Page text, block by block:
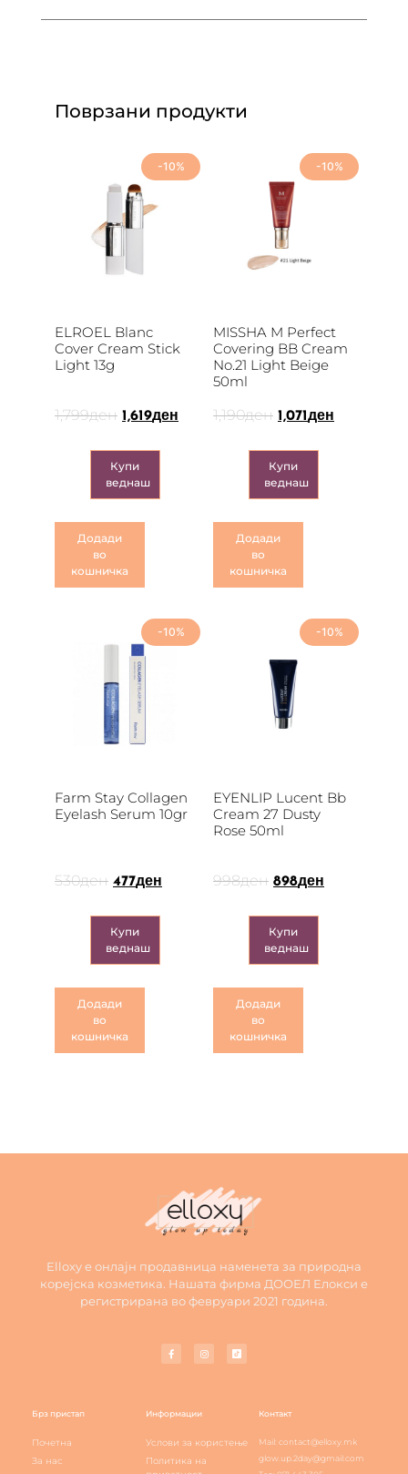
Поврзани продукти
-10%
ELROEL Blanc
Cover Cream Stick
Light 13g
1,799ден 1,619ден
Купи
веднаш
Додади
во
кошничка
-10%
MISSHA M Perfect
Covering BB Cream
No.21 Light Beige
50ml
1,190ден 1,071ден
Купи
веднаш
Додади
во
кошничка
-10%
Farm Stay Collagen
Eyelash Serum 10gr
530ден 477ден
Купи
веднаш
Додади
во
кошничка
-10%
EYENLIP Lucent Bb
Cream 27 Dusty
Rose 50ml
998ден 898ден
Купи
веднаш
Додади
во
кошничка
Elloxy е онлајн продавница наменета за природна
корејска козметика. Нашата фирма ДООЕЛ Елокси е
регистрирана во февруари 2021 година.
Брз пристап
Почетна
За нас
Информации
Услови за користење
Политика на
Контакт
Mail: contact@elloxy.mk
glow.up.2day@gmail.com